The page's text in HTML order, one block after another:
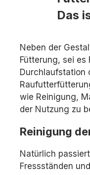
Das
Neben der
Fütterung, sei es
Durchlaufstation
wie Reinigung,
der Nutzung zu
Reinigung
Natürlich
Fressständen